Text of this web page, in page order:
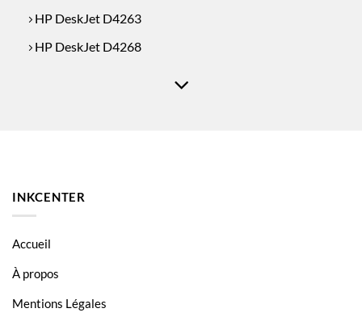
HP DeskJet D4263
HP DeskJet D4268
HP OfficeJet J 5725
HP OfficeJet J 5735
HP OfficeJet J 5738
HP OfficeJet J 5783
INKCENTER
Accueil
À propos
Mentions Légales